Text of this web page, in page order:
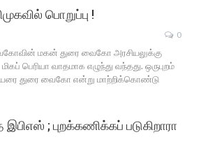
பொறுப்பு !
0
மகன் துரை வைகோ அரசியலுக்கு
பெரியா வாதமாக எழுந்து வந்தது. ஒருபுறம்
துரை வைகோ என்று மாற்றிக்கொண்டு
; புறக்கணிக்கப் படுகிறாரா